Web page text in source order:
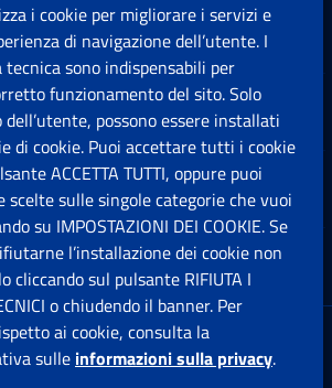
: Via Ciro il Grande, 21
Roma
i cookie per migliorare i servizi e
di navigazione dell’utente. I
sono indispensabili per
funzionamento del sito. Solo
dell’utente, possono essere installati
di cookie. Puoi accettare tutti i cookie
ACCETTA TUTTI, oppure puoi
sulle singole categorie che vuoi
su IMPOSTAZIONI DEI COOKIE. Se
l’installazione dei cookie non
cliccando sul pulsante RIFIUTA I
o chiudendo il banner. Per
ai cookie, consulta la
sulle informazioni sulla privacy.